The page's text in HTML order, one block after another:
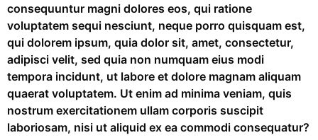
consequuntur magni dolores eos, qui ratione
voluptatem sequi nesciunt, neque porro quisquam est,
qui dolorem ipsum, quia dolor sit, amet, consectetur,
adipisci velit, sed quia non numquam eius modi
tempora incidunt, ut labore et dolore magnam aliquam
quaerat voluptatem. Ut enim ad minima veniam, quis
nostrum exercitationem ullam corporis suscipit
laboriosam, nisi ut aliquid ex ea commodi consequatur?